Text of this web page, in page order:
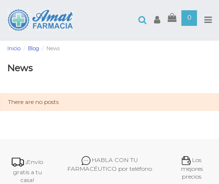
0
Inicio Blog News
News
There are no posts
¡Envío
gratis a tu
casa!
HABLA CON TU
FARMACÉUTICO por teléfono
Los
mejores
precios